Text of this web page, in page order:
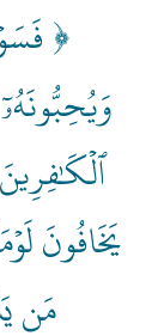
﴿
يَخَافُونَ
مَن